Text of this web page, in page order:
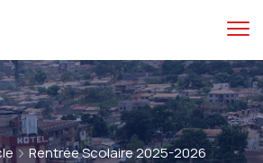
Rentrée Scolaire 2025-2026